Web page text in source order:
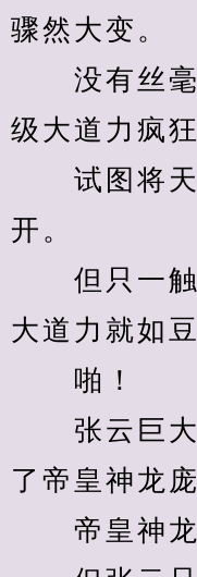
骤然大变。
没有丝毫
级大道力疯
试图将天
开。
但只一触
大道力就如
啪！
张云巨大
了帝皇神龙
帝皇神龙